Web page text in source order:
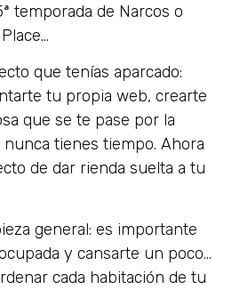
temporada de Narcos o
que tenías aparcado:
tu propia web, crearte
que se te pase por la
tienes tiempo. Ahora
de dar rienda suelta a tu
general: es importante
y cansarte un poco…
cada habitación de tu